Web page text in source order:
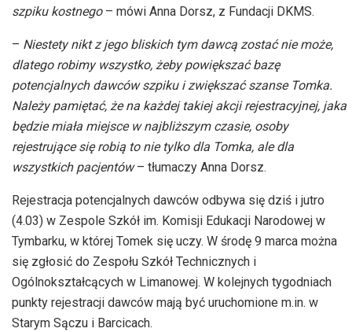
szpiku kostnego– mówi Anna Dorsz, z Fundacji DKMS.
– Niestety nikt z jego bliskich tym dawcą zostać nie może,
dlatego robimy wszystko, żeby powiększać bazę
potencjalnych dawców szpiku i zwiększać szanse Tomka.
Należy pamiętać, że na każdej takiej akcji rejestracyjnej, jaka
będzie miała miejsce w najbliższym czasie, osoby
rejestrujące się robią to nie tylko dla Tomka, ale dla
wszystkich pacjentów– tłumaczy Anna Dorsz.
Rejestracja potencjalnych dawców odbywa się dziś i jutro
(4.03) w Zespole Szkół im. Komisji Edukacji Narodowej w
Tymbarku, w której Tomek się uczy. W środę 9 marca można
się zgłosić do Zespołu Szkół Technicznych i
Ogólnokształcących w Limanowej. W kolejnych tygodniach
punkty rejestracji dawców mają być uruchomione m.in. w
Starym Sączu i Barcicach.